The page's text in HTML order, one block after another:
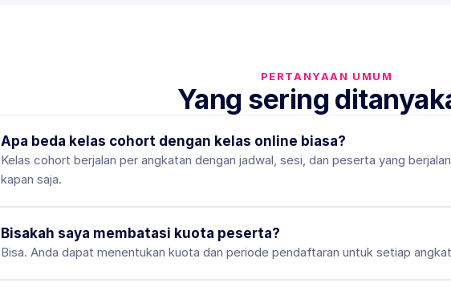
PERTANYAAN UMUM
Yang sering
Apa beda kelas cohort dengan kelas online biasa?
Kelas cohort berjalan per angkatan dengan jadwal, sesi, dan peserta yang
kapan saja.
Bisakah saya membatasi kuota peserta?
Bisa. Anda dapat menentukan kuota dan periode pendaftaran untuk setiap